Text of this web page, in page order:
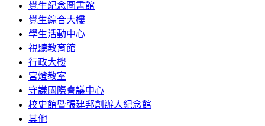
覺生紀念圖書館
覺生綜合大樓
學生活動中心
視聽教育館
行政大樓
宮燈教室
守謙國際會議中心
校史館暨張建邦創辦人紀念館
其他